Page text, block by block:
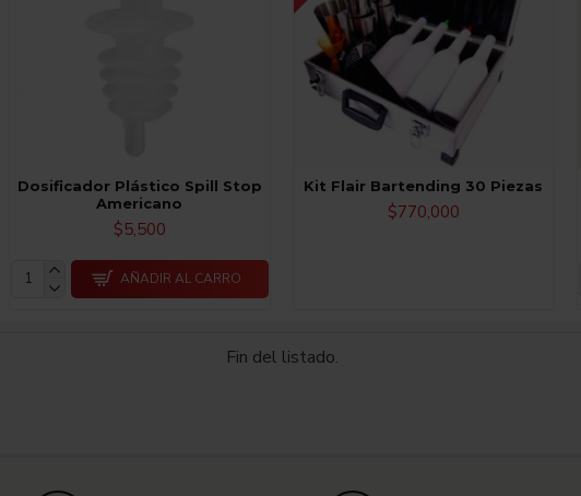
Dosificador Plástico Spill Stop
Americano
$5,500
AÑADIR AL CARRO
Kit Flair Bartending 30 Piezas
$770,000
Fin del listado.